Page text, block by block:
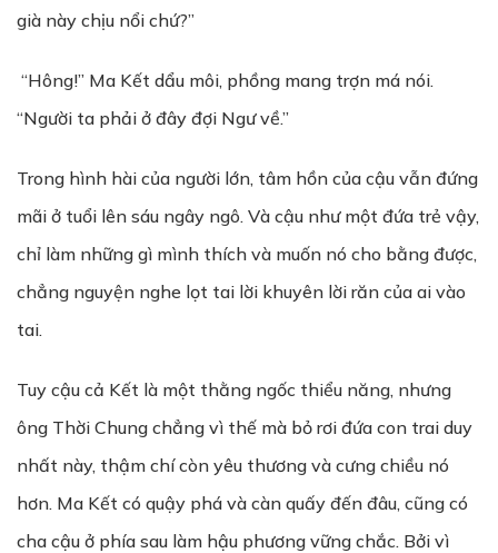
già này chịu nổi chứ?”
“Hông!” Ma Kết dẩu môi, phồng mang trợn má nói.
“Người ta phải ở đây đợi Ngư về.”
Trong hình hài của người lớn, tâm hồn của cậu vẫn đứng
mãi ở tuổi lên sáu ngây ngô. Và cậu như một đứa trẻ vậy,
chỉ làm những gì mình thích và muốn nó cho bằng được,
chẳng nguyện nghe lọt tai lời khuyên lời răn của ai vào
tai.
Tuy cậu cả Kết là một thằng ngốc thiểu năng, nhưng
ông Thời Chung chẳng vì thế mà bỏ rơi đứa con trai duy
nhất này, thậm chí còn yêu thương và cưng chiều nó
hơn. Ma Kết có quậy phá và càn quấy đến đâu, cũng có
cha cậu ở phía sau làm hậu phương vững chắc. Bởi vì